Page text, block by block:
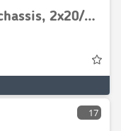
Doll U-74.0 3-Achs Containerchassis, 2x20/20/30/40ft,
17